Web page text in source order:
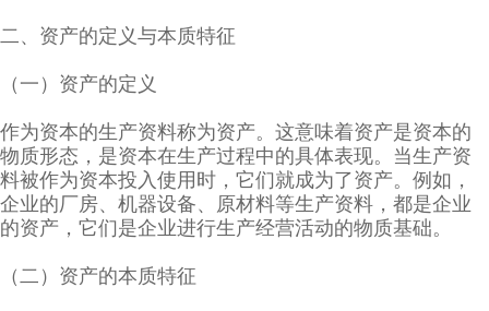
二、资产的定义与本质特征
（一）资产的定义
作为资本的生产资料称为资产。这意味着资产是资本的
物质形态，是资本在生产过程中的具体表现。当生产资
料被作为资本投入使用时，它们就成为了资产。例如，
企业的厂房、机器设备、原材料等生产资料，都是企业
的资产，它们是企业进行生产经营活动的物质基础。
（二）资产的本质特征